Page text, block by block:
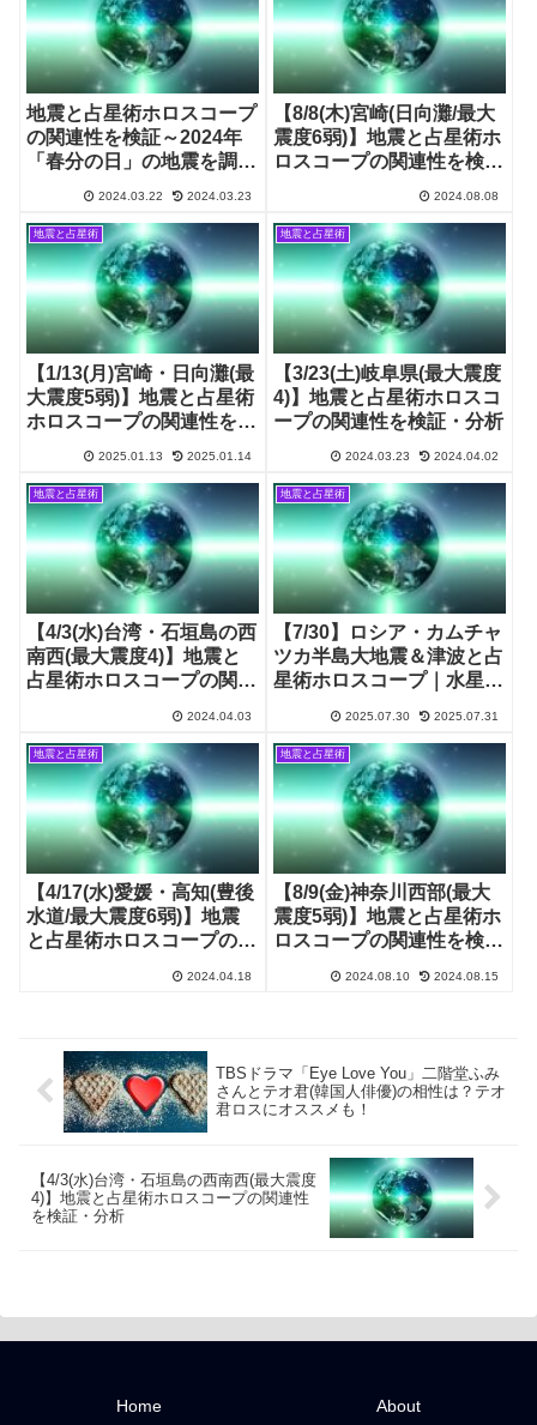
地震と占星術ホロスコープ
の関連性を検証～2024年
「春分の日」の地震を調査
2024.03.22 2024.03.23
【8/8(木)宮崎(日向灘/最大
震度6弱)】地震と占星術ホ
ロスコープの関連性を検
2024.08.08
地震と占星術
【1/13(月)宮崎・日向灘(最
大震度5弱)】地震と占星術
ホロスコープの関連性を検
2025.01.13 2025.01.14
地震と占星術
【3/23(土)岐阜県(最大震度
4)】地震と占星術ホロスコ
ープの関連性を検証・分析
2024.03.23 2024.04.02
地震と占星術
【4/3(水)台湾・石垣島の西
南西(最大震度4)】地震と
占星術ホロスコープの関連
2024.04.03
地震と占星術
【7/30】ロシア・カムチャ
ツカ半島大地震＆津波と占
星術ホロスコープ｜水星逆
2025.07.30 2025.07.31
地震と占星術
【4/17(水)愛媛・高知(豊後
水道/最大震度6弱)】地震
と占星術ホロスコープの関
2024.04.18
地震と占星術
【8/9(金)神奈川西部(最大
震度5弱)】地震と占星術ホ
ロスコープの関連性を検
2024.08.10 2024.08.15
TBSドラマ「Eye Love You」二階堂ふみ
さんとテオ君(韓国人俳優)の相性は？テオ
君ロスにオススメも！
【4/3(水)台湾・石垣島の西南西(最大震度
4)】地震と占星術ホロスコープの関連性
を検証・分析
Home About